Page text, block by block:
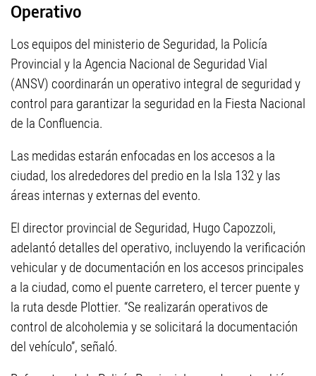
Operativo
Los equipos del ministerio de Seguridad, la Policía
Provincial y la Agencia Nacional de Seguridad Vial
(ANSV) coordinarán un operativo integral de seguridad y
control para garantizar la seguridad en la Fiesta Nacional
de la Confluencia.
Las medidas estarán enfocadas en los accesos a la
ciudad, los alrededores del predio en la Isla 132 y las
áreas internas y externas del evento.
El director provincial de Seguridad, Hugo Capozzoli,
adelantó detalles del operativo, incluyendo la verificación
vehicular y de documentación en los accesos principales
a la ciudad, como el puente carretero, el tercer puente y
la ruta desde Plottier. “Se realizarán operativos de
control de alcoholemia y se solicitará la documentación
del vehículo”, señaló.